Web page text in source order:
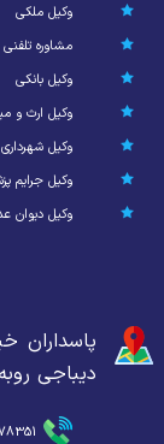
وکیل ملکی
مشاوره
وکیل بانکی
وکیل ارث و
وکیل شهرداری
وکیل جرایم
وکیل دیوان
پاسداران
دیباجی